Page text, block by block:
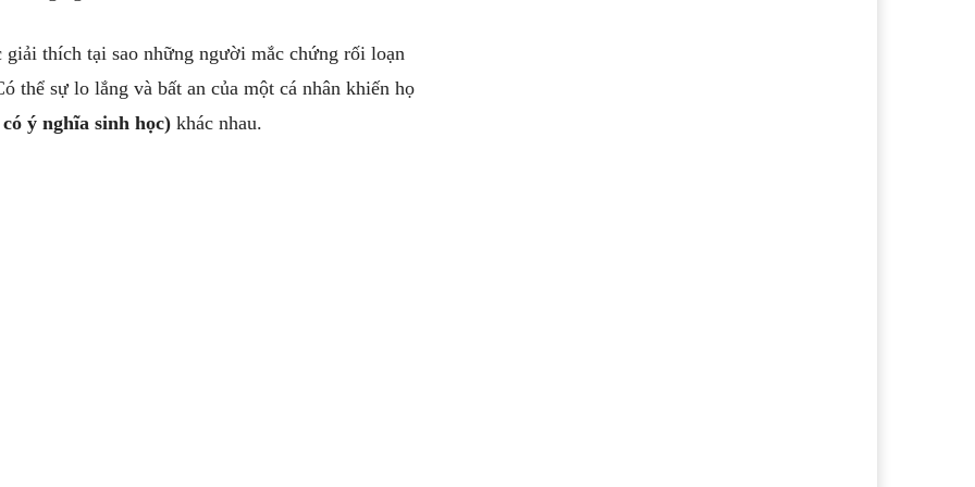
thích tại sao những người mắc chứng rối loạn
thể sự lo lắng và bất an của một cá nhân khiến họ
ý nghĩa sinh học) khác nhau.